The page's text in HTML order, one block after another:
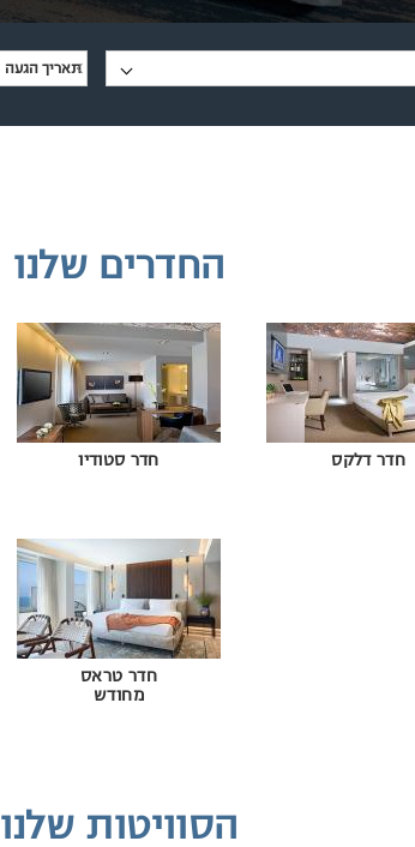
החדרים שלנו
חדר דלקס חדר סטודיו
חדר טראס
מחודש
הסוויטות שלנו